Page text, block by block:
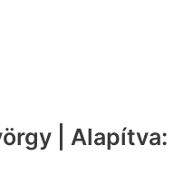
| Alapítva: